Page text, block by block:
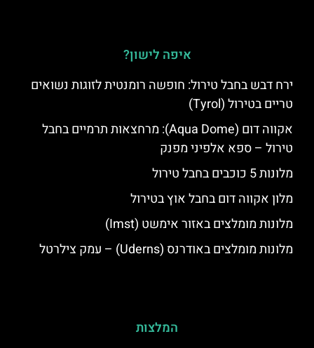
איפה לישון?
ירח דבש בחבל טירול: חופשה רומנטית לזוגות נשואים
טריים בטירול (Tyrol)
אקווה דום (Aqua Dome): מרחצאות תרמיים בחבל
טירול – ספא אלפיני מפנק
מלונות 5 כוכבים בחבל טירול
מלון אקווה דום בחבל אוץ בטירול
מלונות מומלצים באזור אימשט (Imst)
מלונות מומלצים באודרנס (Uderns) – עמק צילרטל
המלצות